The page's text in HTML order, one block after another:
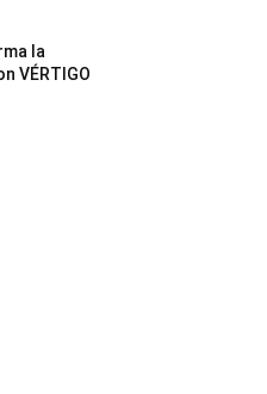
la
VÉRTIGO